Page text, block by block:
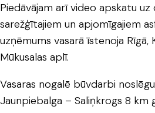
Piedāvājam arī video apskatu
sarežģītajiem un apjomīgajiem
uzņēmums vasarā īstenoja Rīgā,
Mūkusalas aplī.
Vasaras nogalē būvdarbi
Jaunpiebalga – Saliņkrogs 8 km